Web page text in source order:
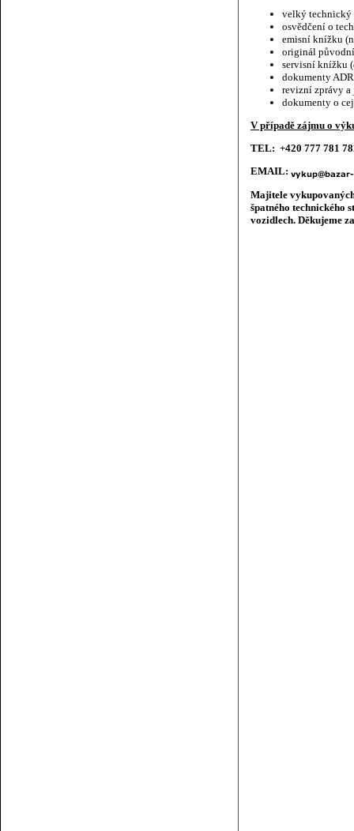
velký technický
osvědčení o
emisní knížku
originál
servisní knížku
dokumenty
revizní zprávy a
dokumenty o
V případě zájmu o
TEL: +420 777 781
EMAIL:
Majitele
špatného technického
vozidlech. Děkujeme